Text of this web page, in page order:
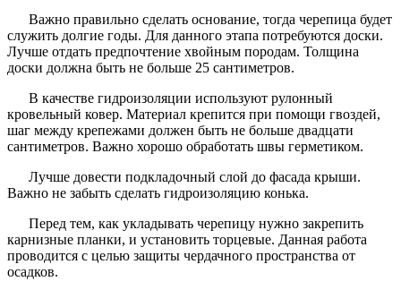
Важно правильно сделать основание, тогда черепица будет
служить долгие годы. Для данного этапа потребуются доски.
Лучше отдать предпочтение хвойным породам. Толщина
доски должна быть не больше 25 сантиметров.
В качестве гидроизоляции используют рулонный
кровельный ковер. Материал крепится при помощи гвоздей,
шаг между крепежами должен быть не больше двадцати
сантиметров. Важно хорошо обработать швы герметиком.
Лучше довести подкладочный слой до фасада крыши.
Важно не забыть сделать гидроизоляцию конька.
Перед тем, как укладывать черепицу нужно закрепить
карнизные планки, и установить торцевые. Данная работа
проводится с целью защиты чердачного пространства от
осадков.